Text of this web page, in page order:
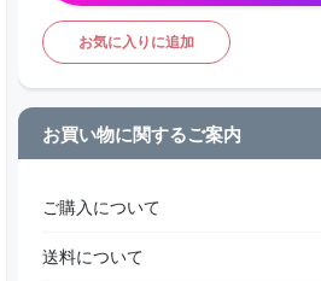
お気に入りに追加
お買い物に関するご案内
ご購入について
送料について